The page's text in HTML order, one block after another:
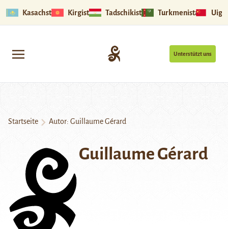
Kasachstan Kirgistan Tadschikistan Turkmenistan
Unterstützt uns
Startseite Autor: Guillaume Gérard
Guillaume Gérard